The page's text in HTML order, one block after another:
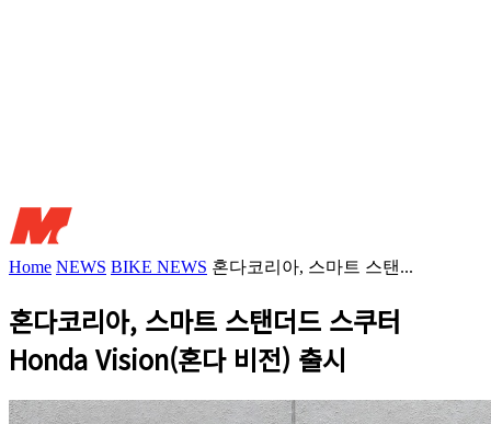
Home NEWS BIKE NEWS 혼다코리아, 스마트 스탠...
혼다코리아, 스마트 스탠더드 스쿠터
Honda Vision(혼다 비전) 출시